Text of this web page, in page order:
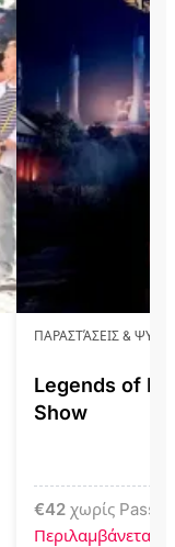
ΠΑΡΑΣΤΆΣΕΙΣ &
Legends of
Show
€42 χωρίς Pass
Περιλαμβάνεται